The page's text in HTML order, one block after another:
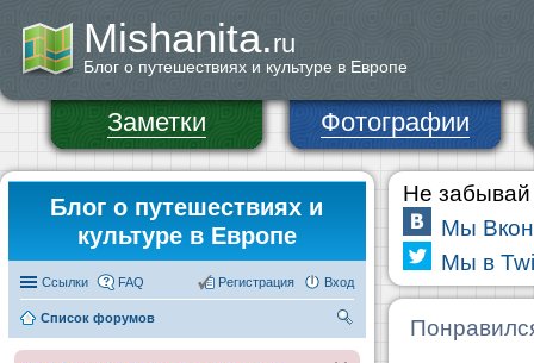
Mishanita.ru
Блог о путешествиях и культуре в Европе
Заметки Фотографии
Блог о путешествиях и
культуре в Европе
Ссылки FAQ Вход
Регистрация
Список форумов
Не забывай
Мы
Мы в